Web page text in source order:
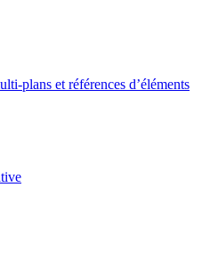
plans et références d’éléments